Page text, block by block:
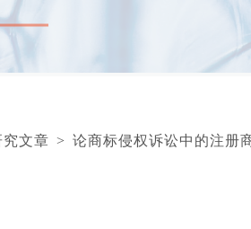
究文章 > 论商标侵权诉讼中的注册